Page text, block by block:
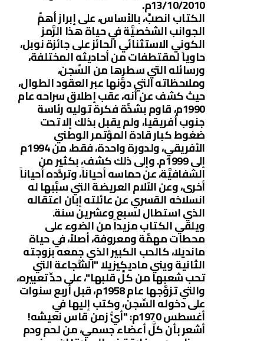
13/10/2010م.
الكتاب انصبَّ، بالأساس، على إبراز أهمِّ
الجوانب الشخصيَّة في حياة هذا الرَّمز
الكوني الاستثنائي الحائز على جائزة نوبل،
حاوياً لمقتطفات من أحاديثه المختلفة،
ورسائله التي سطرها من السِّجن،
وملاحظاته التي دوَّنها عبر العقود الطوال،
حيث كشف عن أنه، عقب إطلاق سراحه عام
1990م، قاوم بشدَّة فكرة توليه رئاسة
جنوب أفريقيا، ولم يقبل بذلك إلا تحت
ضغوط كبار قادة المؤتمر الوطني
الأفريقي، ولدورة واحدة، فقط، من 1994م
إلى 1999م. وإلى ذلك كشف، بكثير من
الشفافيَّة، عن حماسه أحياناً، وتردُّده أحياناً
أخرى، وعن الآلام العريضة التي سبَّبها له
انسلاخه القسري عن عائلته إبان اعتقاله
الذي استطال لسبع وعشرين سنة.
ويلقي الكتاب مزيداً من الضوء على
محطات مهمَّة ومعروفة، أصلاً، في حياة
مانديلا، كالحب الكبير الذي جمعه بزوجته
الثانية ويني ماديكيزيلا "الشُّجاعة التي
تحب شعبها من كلِّ قلبها"، على حدِّ تعبيره،
والتي تزوَّجها عام 1958م، قبل أربع سنوات
على دخوله السِّجن، وكتب إليها في
أغسطس 1970م: "أيُّ زمن قاس نعيشه!
أشعر بأن كلَّ أعضاء جسمي، من لحم ودم